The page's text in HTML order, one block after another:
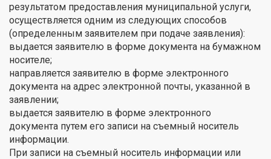
результатом предоставления муниципальной услуги,
осуществляется одним из следующих способов
(определенным заявителем при подаче заявления):
выдается заявителю в форме документа на бумажном
носителе;
направляется заявителю в форме электронного
документа на адрес электронной почты, указанной в
заявлении;
выдается заявителю в форме электронного
документа путем его записи на съемный носитель
информации.
При записи на съемный носитель информации или